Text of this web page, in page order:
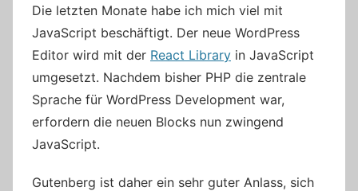
Die letzten Monate habe ich mich viel mit
JavaScript beschäftigt. Der neue WordPress
Editor wird mit der React Library in JavaScript
umgesetzt. Nachdem bisher PHP die zentrale
Sprache für WordPress Development war,
erfordern die neuen Blocks nun zwingend
JavaScript.
Gutenberg ist daher ein sehr guter Anlass, sich